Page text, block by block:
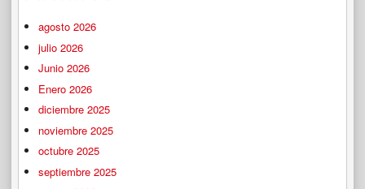
agosto 2026
julio 2026
Junio 2026
Enero 2026
diciembre 2025
noviembre 2025
octubre 2025
septiembre 2025